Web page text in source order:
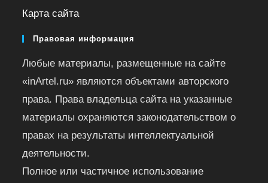
Карта сайта
Правовая информация
Любые материалы, размещенные на сайте
«inArtel.ru» являются объектами авторского
права. Права владельца сайта на указанные
материалы охраняются законодательством о
правах на результаты интеллектуальной
деятельности.
Полное или частичное использование